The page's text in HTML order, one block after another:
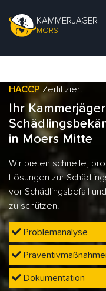
KAMMERJÄGER
MÖRS
HACCP Zertifiziert
Ihr
in Moers Mitte
Wir bieten schnelle,
Lösungen zur
vor Schädlingsbefall
zu schützen.
Problemanalyse
Dokumentation